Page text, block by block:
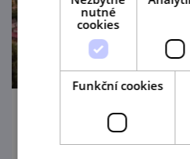
Státní zámek
nutné
cookies
Funkční cookies